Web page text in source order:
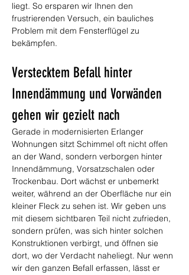
liegt. So ersparen wir Ihnen den
frustrierenden Versuch, ein bauliches
Problem mit dem Fensterflügel zu
bekämpfen.
Verstecktem Befall hinter
Innendämmung und Vorwänden
gehen wir gezielt nach
Gerade in modernisierten Erlanger
Wohnungen sitzt Schimmel oft nicht offen
an der Wand, sondern verborgen hinter
Innendämmung, Vorsatzschalen oder
Trockenbau. Dort wächst er unbemerkt
weiter, während an der Oberfläche nur ein
kleiner Fleck zu sehen ist. Wir geben uns
mit diesem sichtbaren Teil nicht zufrieden,
sondern prüfen, was sich hinter solchen
Konstruktionen verbirgt, und öffnen sie
dort, wo der Verdacht naheliegt. Nur wenn
wir den ganzen Befall erfassen, lässt er